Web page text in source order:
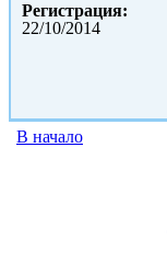
Регистрация:
22/10/2014
В начало